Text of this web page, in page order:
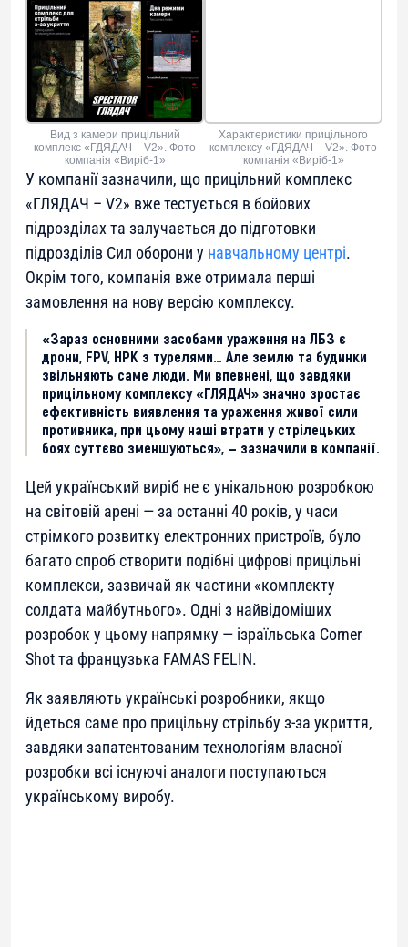
Вид з камери прицільний
комплекс «ГДЯДАЧ – V2». Фото
компанія «Виріб-1»
Характеристики прицільного
комплексу «ГДЯДАЧ – V2». Фото
компанія «Виріб-1»
У компанії зазначили, що прицільний комплекс
«ГЛЯДАЧ – V2» вже тестується в бойових
підрозділах та залучається до підготовки
підрозділів Сил оборони у навчальному центрі.
Окрім того, компанія вже отримала перші
замовлення на нову версію комплексу.
«Зараз основними засобами ураження на ЛБЗ є
дрони, FPV, НРК з турелями… Але землю та будинки
звільняють саме люди. Ми впевнені, що завдяки
прицільному комплексу «ГЛЯДАЧ» значно зростає
ефективність виявлення та ураження живої сили
противника, при цьому наші втрати у стрілецьких
боях суттєво зменшуються», — зазначили в компанії.
Цей український виріб не є унікальною розробкою
на світовій арені — за останні 40 років, у часи
стрімкого розвитку електронних пристроїв, було
багато спроб створити подібні цифрові прицільні
комплекси, зазвичай як частини «комплекту
солдата майбутнього». Одні з найвідоміших
розробок у цьому напрямку — ізраїльська Corner
Shot та французька FAMAS FELIN.
Як заявляють українські розробники, якщо
йдеться саме про прицільну стрільбу з-за укриття,
завдяки запатентованим технологіям власної
розробки всі існуючі аналоги поступаються
українському виробу.